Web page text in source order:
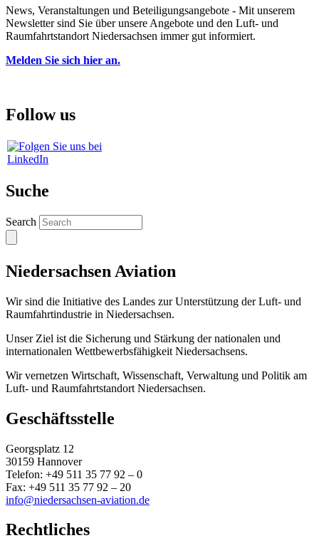
News, Veranstaltungen und Beteiligungsangebote - Mit unserem
Newsletter sind Sie über unsere Angebote und den Luft- und
Raumfahrtstandort Niedersachsen immer gut informiert.
Melden Sie sich hier an.
Follow us
Suche
Search
Niedersachsen Aviation
Wir sind die Initiative des Landes zur Unterstützung der Luft- und
Raumfahrtindustrie in Niedersachsen.
Unser Ziel ist die Sicherung und Stärkung der nationalen und
internationalen Wettbewerbsfähigkeit Niedersachsens.
Wir vernetzen Wirtschaft, Wissenschaft, Verwaltung und Politik am
Luft- und Raumfahrtstandort Niedersachsen.
Geschäftsstelle
Georgsplatz 12
30159 Hannover
Telefon: +49 511 35 77 92 – 0
Fax: +49 511 35 77 92 – 20
info@niedersachsen-aviation.de
Rechtliches